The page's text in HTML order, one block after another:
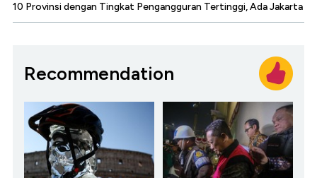
10 Provinsi dengan Tingkat Pengangguran Tertinggi, Ada Jakarta
Recommendation